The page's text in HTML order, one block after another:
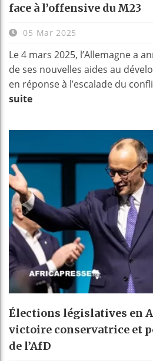
face à l’offensive du M23
05 Mar 2025
Le 4 mars 2025, l’Allemagne a
de ses nouvelles aides au
en réponse à l’escalade du
suite
Élections législatives en
victoire conservatrice et
de l’AfD